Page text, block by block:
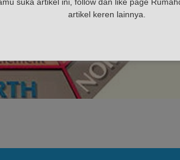
artikel keren lainnya.